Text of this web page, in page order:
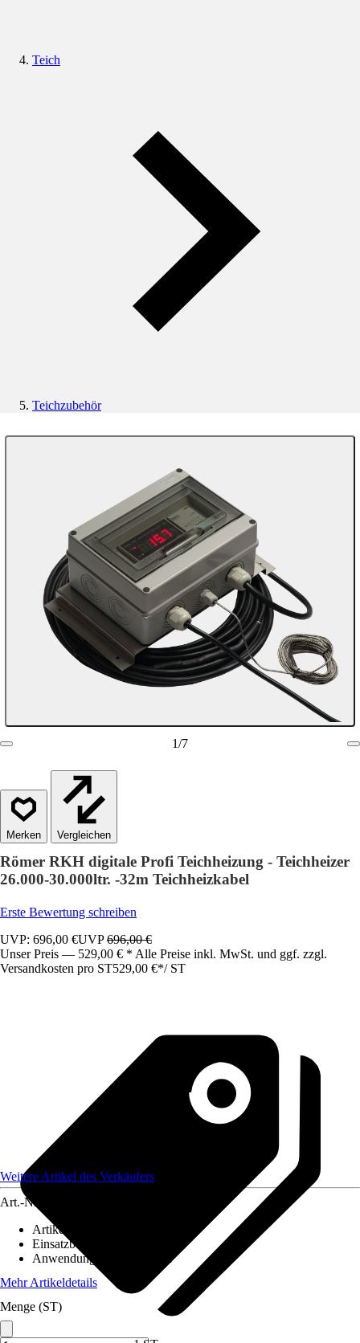
Teich
Teichzubehör
1/7
Vergleichen
Römer RKH digitale Profi Teichheizung - Teichheizer
26.000-30.000ltr. -32m Teichheizkabel
Erste Bewertung schreiben
UVP: 696,00 €UVP696,00 €
Unser Preis — 529,00 € * Alle Preise inkl. MwSt. und ggf. zzgl.
Versandkosten pro ST529,00 €*/ ST
Weitere Artikel des Verkäufers
Art.-Nr.
Artikeltyp
Einsatzbereich
Anwendungsbereich
Teich
Mehr Artikeldetails
Menge (ST)